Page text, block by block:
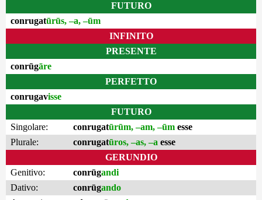
FUTURO
conrugatūrūs, –a, –ūm
INFINITO
PRESENTE
conrūgāre
PERFETTO
conrugavisse
FUTURO
Singolare:
conrugatūrūm, –am, –ūm esse
Plurale:
conrugatūros, –as, –a esse
GERUNDIO
Genitivo:
conrūgandi
Dativo:
conrūgando